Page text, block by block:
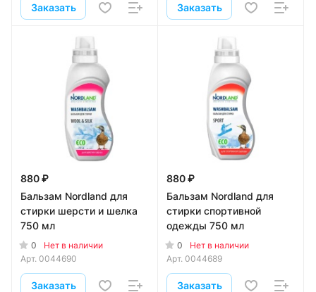
Заказать Заказать
880 ₽
Бальзам Nordland для
стирки шерсти и шелка
750 мл
0
Нет в наличии
Арт. 0044690
Заказать
880 ₽
Бальзам Nordland для
стирки спортивной
одежды 750 мл
0
Нет в наличии
Арт. 0044689
Заказать